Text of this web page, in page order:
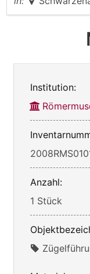
Institution:
Anzahl:
1 Stück